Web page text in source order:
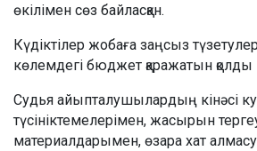
өкілімен сөз байласқан.
Күдіктілер жобаға заңсыз түзетулер
көлемдегі бюджет қаражатын қолды
Судья айыпталушылардың кінәсі
түсініктемелерімен, жасырын
материалдарымен, өзара хат